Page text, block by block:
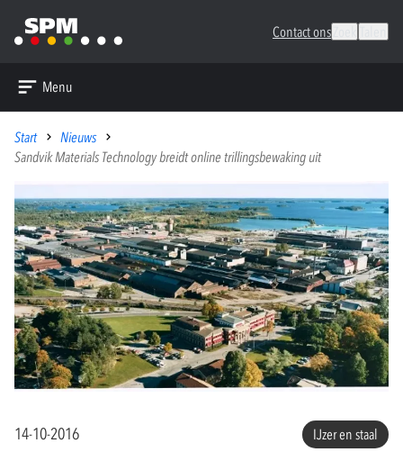
Contact ons
Menu
Start
Nieuws
Sandvik Materials Technology breidt online trillingsbewaking uit
14-10-2016 IJzer en staal